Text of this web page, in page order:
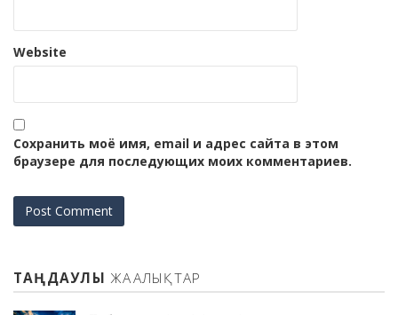
Website
Сохранить моё имя, email и адрес сайта в этом
браузере для последующих моих комментариев.
ТАҢДАУЛЫ ЖАҢАЛЫҚТАР